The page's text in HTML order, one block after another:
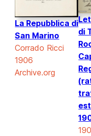
La Repubblica di
San Marino
Corrado Ricci
1906
Archive.org
di